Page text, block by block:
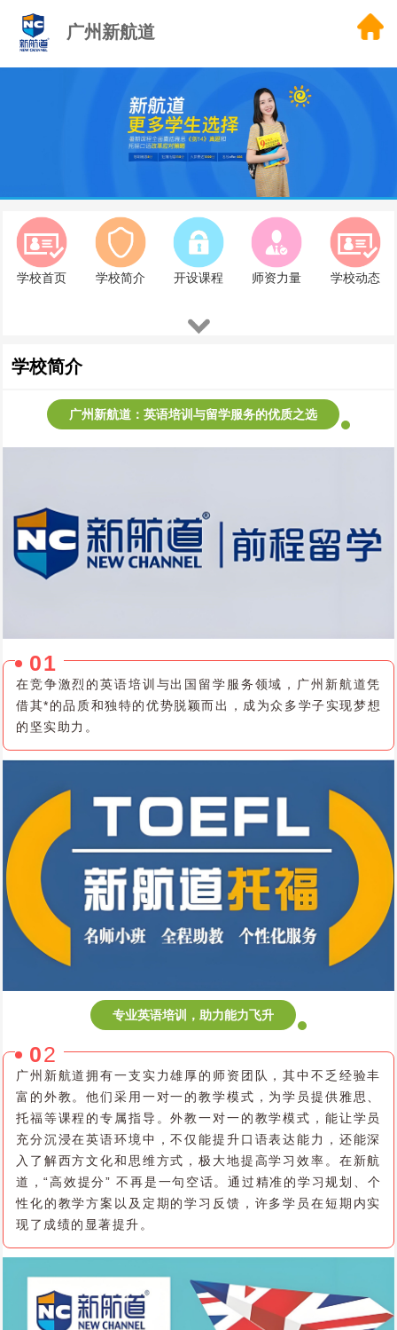
广州新航道
学校首页 学校简介 开设课程 师资力量 学校动态
学校简介
广州新航道：英语培训与留学服务的优质之选
01
在竞争激烈的英语培训与出国留学服务领域，广州新航道凭
借其*的品质和独特的优势脱颖而出，成为众多学子实现梦想
的坚实助力。
专业英语培训，助力能力飞升
02
广州新航道拥有一支实力雄厚的师资团队，其中不乏经验丰
富的外教。他们采用一对一的教学模式，为学员提供雅思、
托福等课程的专属指导。外教一对一的教学模式，能让学员
充分沉浸在英语环境中，不仅能提升口语表达能力，还能深
入了解西方文化和思维方式，极大地提高学习效率。在新航
道，“高效提分” 不再是一句空话。通过精准的学习规划、个
性化的教学方案以及定期的学习反馈，许多学员在短期内实
现了成绩的显著提升。